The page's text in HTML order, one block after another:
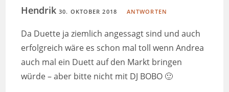
Hendrik30. OKTOBER 2018 ANTWORTEN
Da Duette ja ziemlich angessagt sind und auch
erfolgreich wäre es schon mal toll wenn Andrea
auch mal ein Duett auf den Markt bringen
würde – aber bitte nicht mit DJ BOBO 🙂